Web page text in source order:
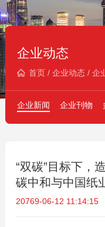
企业动态
首页/ 企业动态/ 企
企业新闻 企业刊物
“双碳”目标下，
碳中和与中国纸
20769-06-12 11:14:15